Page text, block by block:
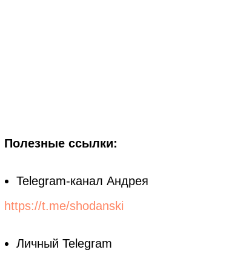
Полезные ссылки:
Telegram-канал Андрея
https://t.me/shodanski
Личный Telegram